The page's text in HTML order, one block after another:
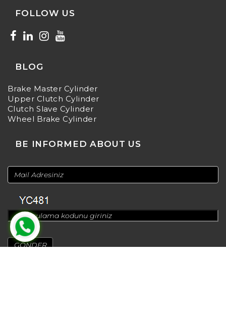
FOLLOW US
BLOG
Brake Master Cylinder
Upper Clutch Cylinder
Clutch Slave Cylinder
Wheel Brake Cylinder
BE INFORMED ABOUT US